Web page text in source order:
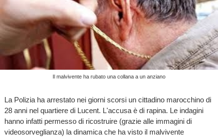
Il malvivente ha rubato una collana a un anziano
La Polizia ha arrestato nei giorni scorsi un cittadino marocchino di
28 anni nel quartiere di Lucent. L'accusa è di rapina. Le indagini
hanno infatti permesso di ricostruire (grazie alle immagini di
videosorveglianza) la dinamica che ha visto il malvivente